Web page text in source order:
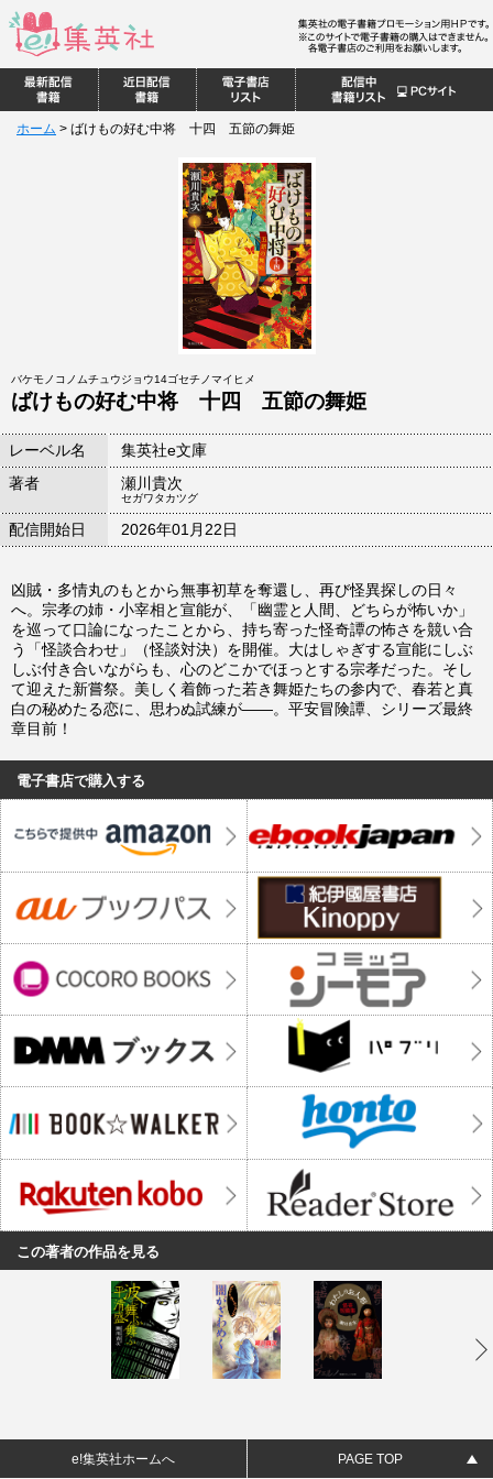
ホーム > ばけもの好む中将 十四 五節の舞姫
バケモノコノムチュウジョウ14ゴセチノマイヒメ
ばけもの好む中将 十四 五節の舞姫
レーベル名
集英社e文庫
著者
瀬川貴次
セガワタカツグ
配信開始日 2026年01月22日
凶賊・多情丸のもとから無事初草を奪還し、再び怪異探しの日々
へ。宗孝の姉・小宰相と宣能が、「幽霊と人間、どちらが怖いか」
を巡って口論になったことから、持ち寄った怪奇譚の怖さを競い合
う「怪談合わせ」（怪談対決）を開催。大はしゃぎする宣能にしぶ
しぶ付き合いながらも、心のどこかでほっとする宗孝だった。そし
て迎えた新嘗祭。美しく着飾った若き舞姫たちの参内で、春若と真
白の秘めたる恋に、思わぬ試練が――。平安冒険譚、シリーズ最終
章目前！
電子書店で購入する
この著者の作品を見る
e!集英社ホームへ PAGE TOP